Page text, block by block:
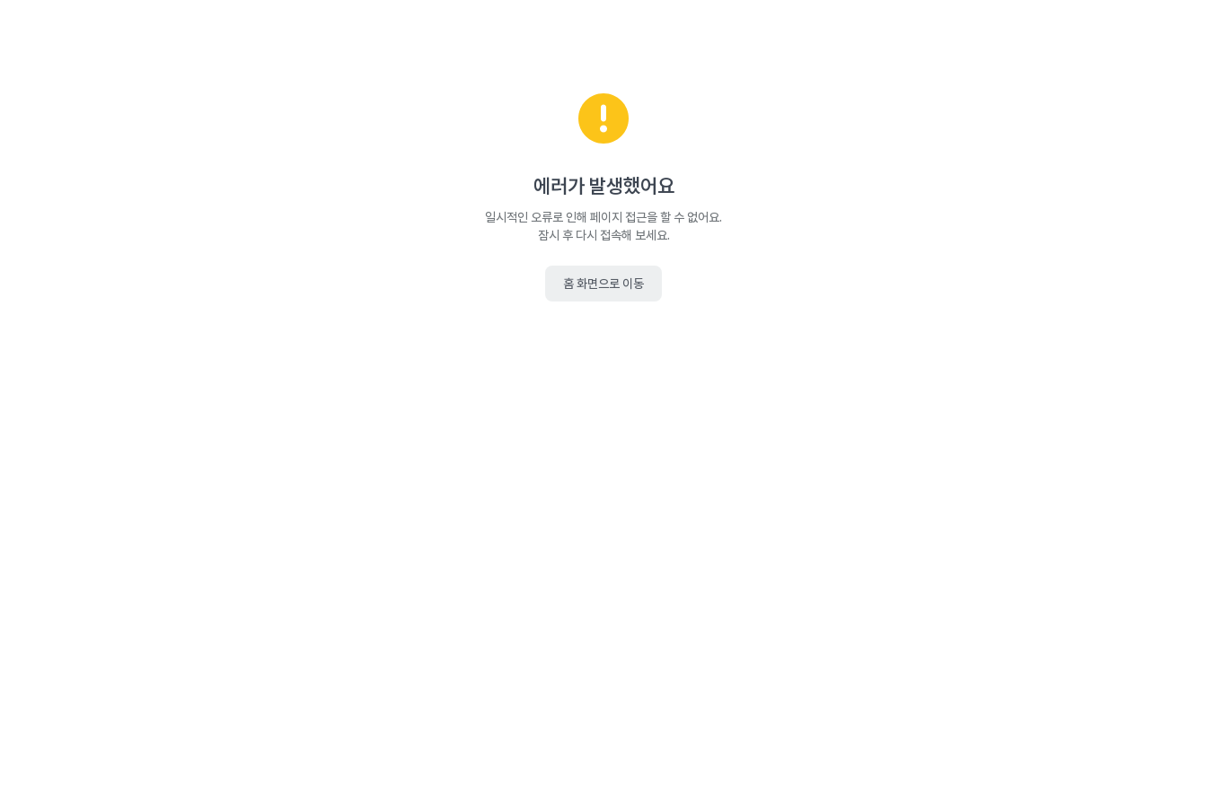
에러가 발생했어요
일시적인 오류로 인해 페이지 접근을 할 수 없어요.
잠시 후 다시 접속해 보세요.
홈 화면으로 이동